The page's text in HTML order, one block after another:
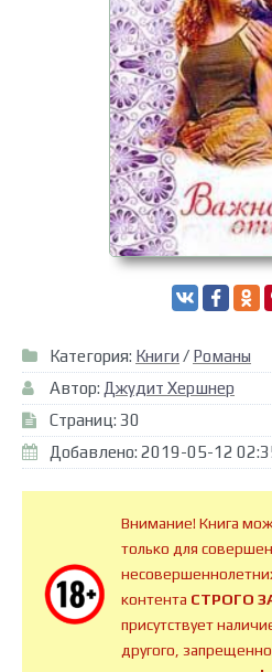
Категория: Книги / Романы
Автор: Джудит Хершнер
Страниц: 30
Добавлено: 2019-05-12
Внимание! Книга
только для
контента СТРОГО
присутствует
другого,